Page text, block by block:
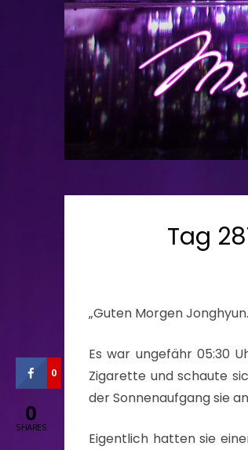
Tag
„Guten Morgen
Es war ungefähr 05:30
Zigarette und schaute
der Sonnenaufgang sie
Eigentlich hatten sie
0
0
SHARES